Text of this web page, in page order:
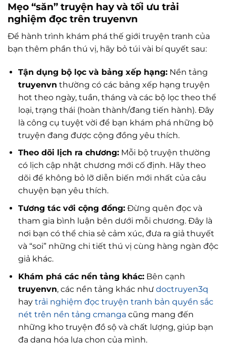
Mẹo “săn” truyện hay và tối ưu trải
nghiệm đọc trên truyenvn
Để hành trình khám phá thế giới truyện tranh của
bạn thêm phần thú vị, hãy bỏ túi vài bí quyết sau:
Tận dụng bộ lọc và bảng xếp hạng:Nền tảng
truyenvn thường có các bảng xếp hạng truyện
hot theo ngày, tuần, tháng và các bộ lọc theo thể
loại, trạng thái (hoàn thành/đang tiến hành). Đây
là công cụ tuyệt vời để bạn khám phá những bộ
truyện đang được cộng đồng yêu thích.
Theo dõi lịch ra chương:Mỗi bộ truyện thường
có lịch cập nhật chương mới cố định. Hãy theo
dõi để không bỏ lỡ diễn biến mới nhất của câu
chuyện bạn yêu thích.
Tương tác với cộng đồng:Đừng quên đọc và
tham gia bình luận bên dưới mỗi chương. Đây là
nơi bạn có thể chia sẻ cảm xúc, đưa ra giả thuyết
và “soi” những chi tiết thú vị cùng hàng ngàn độc
giả khác.
Khám phá các nền tảng khác:Bên cạnh
truyenvn, các nền tảng khác như doctruyen3q
hay trải nghiệm đọc truyện tranh bản quyền sắc
nét trên nền tảng cmanga cũng mang đến
những kho truyện đồ sộ và chất lượng, giúp bạn
đa dạng hóa lựa chọn của mình.